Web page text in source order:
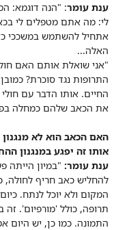
ענת עומר: "הנה דוגמא:
לי: מה אתם מטפלים לי
אתחיל להשתמש במשככי
האלה...
"אני שואלת אותם האם
התרופות נגד סוכרת?
החיים. אותו הדבר עם
את הכאב שלהם כמחלה
האם הכאב הוא לא
אותו זה יפגע במנגנון
ענת עומר: "במיון הייתה
להחליש כאב חריף לחולה,
המקום ולא יוכל לנתח.
תרופה, כולל 'מורפיום'.
התמונה. כמו כן, יש היום